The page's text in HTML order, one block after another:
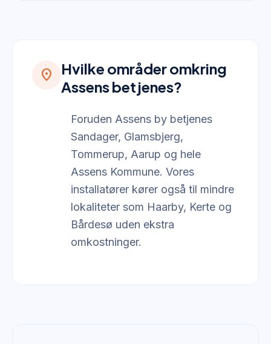
location_on
Hvilke områder omkring
Assens betjenes?
Foruden Assens by betjenes
Sandager, Glamsbjerg,
Tommerup, Aarup og hele
Assens Kommune. Vores
installatører kører også til mindre
lokaliteter som Haarby, Kerte og
Bårdesø uden ekstra
omkostninger.